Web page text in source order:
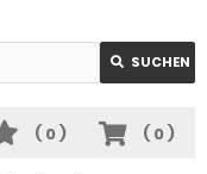
SUCHEN
( 0)
( 0)